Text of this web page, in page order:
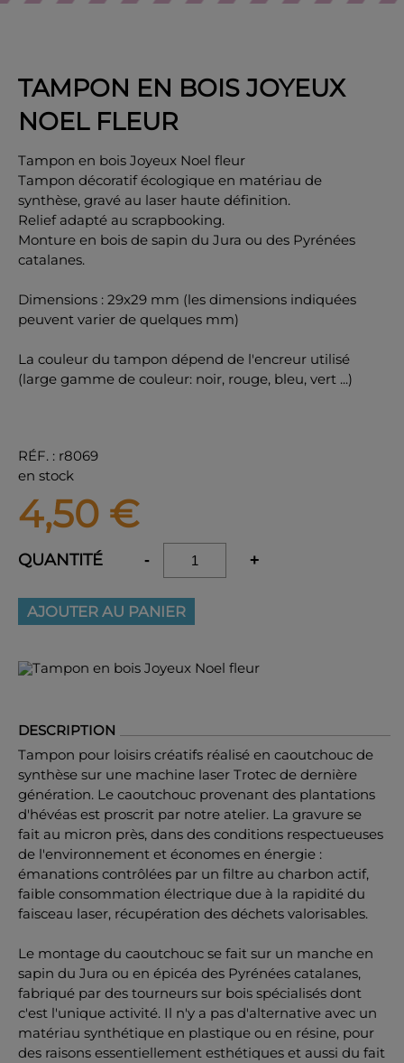
TAMPON EN BOIS JOYEUX
NOEL FLEUR
Tampon en bois Joyeux Noel fleur
Tampon décoratif écologique en matériau de
synthèse, gravé au laser haute définition.
Relief adapté au scrapbooking.
Monture en bois de sapin du Jura ou des Pyrénées
catalanes.
Dimensions : 29x29 mm (les dimensions indiquées
peuvent varier de quelques mm)
La couleur du tampon dépend de l'encreur utilisé
(large gamme de couleur: noir, rouge, bleu, vert ...)
RÉF. : r8069
en stock
4,50 €
QUANTITÉ - +
AJOUTER AU PANIER
DESCRIPTION
Tampon pour loisirs créatifs réalisé en caoutchouc de
synthèse sur une machine laser Trotec de dernière
génération. Le caoutchouc provenant des plantations
d'hévéas est proscrit par notre atelier. La gravure se
fait au micron près, dans des conditions respectueuses
de l'environnement et économes en énergie :
émanations contrôlées par un filtre au charbon actif,
faible consommation électrique due à la rapidité du
faisceau laser, récupération des déchets valorisables.
Le montage du caoutchouc se fait sur un manche en
sapin du Jura ou en épicéa des Pyrénées catalanes,
fabriqué par des tourneurs sur bois spécialisés dont
c'est l'unique activité. Il n'y a pas d'alternative avec un
matériau synthétique en plastique ou en résine, pour
des raisons essentiellement esthétiques et aussi du fait
OK